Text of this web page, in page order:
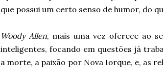
que possui um certo senso de humor, do
Woody Allen, mais uma vez oferece ao
inteligentes, focando em questões já
a morte, a paixão por Nova Iorque, e, as